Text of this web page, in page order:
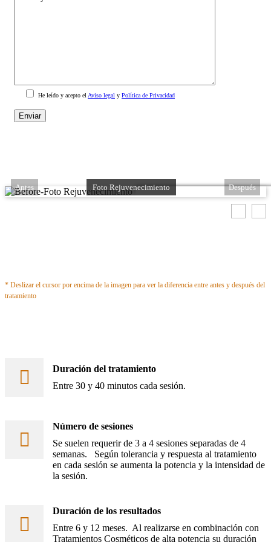
He leído y acepto elAviso legal y Política de Privacidad
Antes Foto Rejuvenecimiento Después
* Deslizar el cursor por encima de la imagen para ver la diferencia entre antes y después del
tratamiento
Duración del tratamiento
Entre 30 y 40 minutos cada sesión.
Número de sesiones
Se suelen requerir de 3 a 4 sesiones separadas de 4
semanas. Según tolerancia y respuesta al tratamiento
en cada sesión se aumenta la potencia y la intensidad de
la sesión.
Duración de los resultados
Entre 6 y 12 meses. Al realizarse en combinación con
Tratamientos Cosméticos de alta potencia su duración